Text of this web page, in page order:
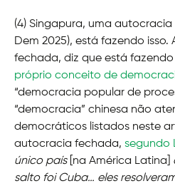
(4) Singapura, uma
Dem 2025), está fazendo
fechada, diz que está
próprio conceito de
“democracia popular de
“democracia” chinesa não
democráticos listados neste
autocracia fechada, segundo
único país [na América Latina]
salto foi Cuba… eles